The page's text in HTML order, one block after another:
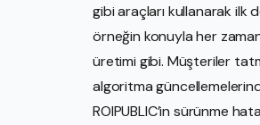
gibi araçları kullanarak ilk
örneğin konuyla her
üretimi gibi. Müşteriler
algoritma
ROIPUBLIC’in sürünme